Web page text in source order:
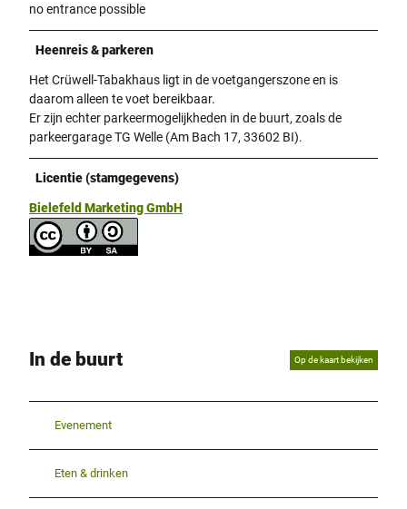
no entrance possible
Heenreis & parkeren
Het Crüwell-Tabakhaus ligt in de voetgangerszone en is
daarom alleen te voet bereikbaar.
Er zijn echter parkeermogelijkheden in de buurt, zoals de
parkeergarage TG Welle (Am Bach 17, 33602 BI).
Licentie (stamgegevens)
Bielefeld Marketing GmbH
In de buurt Op de kaart bekijken
Evenement
Eten & drinken